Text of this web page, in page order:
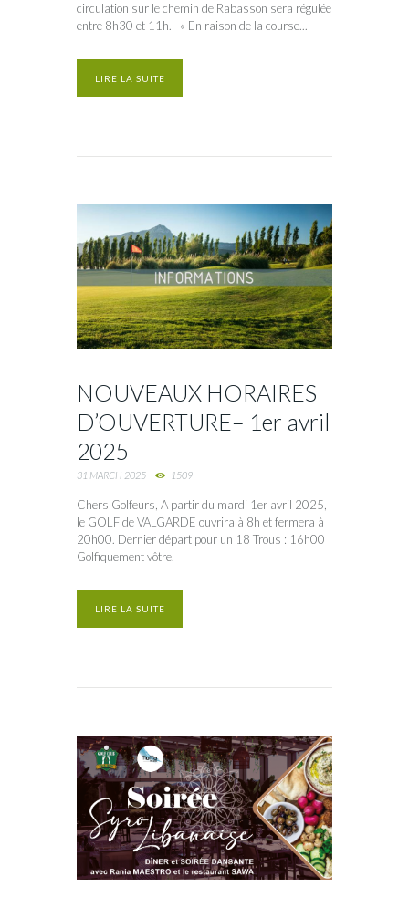
circulation sur le chemin de Rabasson sera régulée
entre 8h30 et 11h. « En raison de la course...
LIRE LA SUITE
NOUVEAUX HORAIRES
D’OUVERTURE– 1er avril
2025
31 MARCH 2025 1509
Chers Golfeurs, A partir du mardi 1er avril 2025,
le GOLF de VALGARDE ouvrira à 8h et fermera à
20h00. Dernier départ pour un 18 Trous : 16h00
Golfiquement vôtre.
LIRE LA SUITE